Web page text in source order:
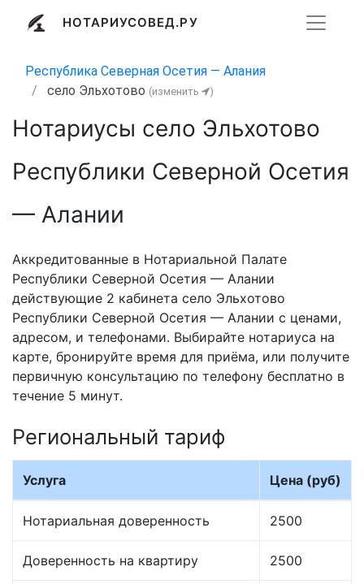
НОТАРИУСОВЕД.РУ
Республика Северная Осетия — Алания
село Эльхотово (изменить )
Нотариусы село Эльхотово
Республики Северной Осетия
— Алании
Аккредитованные в Нотариальной Палате
Республики Северной Осетия — Алании
действующие 2 кабинета село Эльхотово
Республики Северной Осетия — Алании с ценами,
адресом, и телефонами. Выбирайте нотариуса на
карте, бронируйте время для приёма, или получите
первичную консультацию по телефону бесплатно в
течение 5 минут.
Региональный тариф
Услуга Цена (руб)
Нотариальная доверенность 2500
Доверенность на квартиру 2500